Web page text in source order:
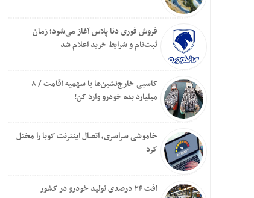
فروش فوری دنا پلاس آغاز می‌شود؛ زمان
ثبت‌نام و شرایط خرید اعلام شد
کاسبی خارج‌نشین‌ها با سهمیه اقامت / ۸
میلیارد بده خودرو وارد کن!
خاموشی سراسری، اتصال اینترنت کوبا را مختل
کرد
افت ۲۴ درصدی تولید خودرو در کشور